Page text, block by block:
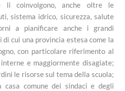
li coinvolgono, anche oltre le
sistema idrico, sicurezza, salute
a pianificare anche i grandi
cui una provincia estesa come la
con particolare riferimento al
e maggiormente disagiate;
le risorse sul tema della scuola;
casa comune dei sindaci e degli